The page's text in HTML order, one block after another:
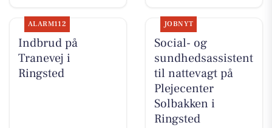
ALARM112
Indbrud på
Tranevej i
Ringsted
JOBNYT
Social- og
sundhedsassistent
til nattevagt på
Plejecenter
Solbakken i
Ringsted